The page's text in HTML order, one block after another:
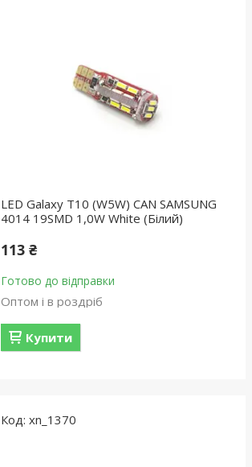
LED Galaxy T10 (W5W) CAN SAMSUNG
4014 19SMD 1,0W White (Білий)
113 ₴
Готово до відправки
Оптом і в роздріб
Купити
xn_1370